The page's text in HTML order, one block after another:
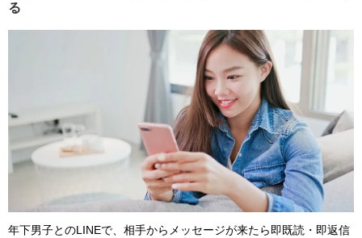
る
年下男子とのLINEで、相手からメッセージが来たら即既読・即返信